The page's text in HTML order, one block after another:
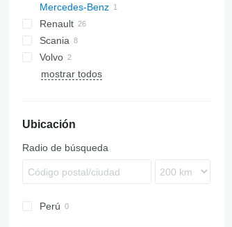
TGM
TGS
Mercedes-Benz
Axor
Axor 2533
Renault
D Wide
Midlum
Premium
Scania
P-series
R-series
Volvo
FH
mostrar todos
Ubicación
Radio de búsqueda
Perú